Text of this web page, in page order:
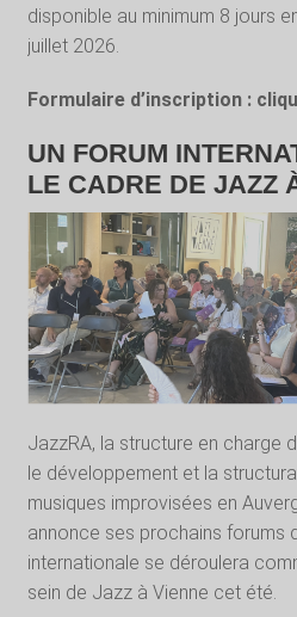
disponible au minimum 8 jours
juillet 2026.
Formulaire d’inscription :
UN FORUM
LE CADRE DE JAZZ
JazzRA, la structure en charge
le développement et la
musiques improvisées en
annonce ses prochains forums
internationale se déroulera
sein de Jazz à Vienne cet été.